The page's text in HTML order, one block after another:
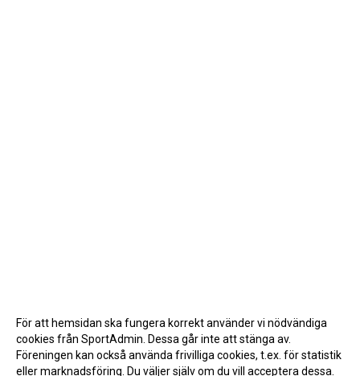
För att hemsidan ska fungera korrekt använder vi nödvändiga
cookies från SportAdmin. Dessa går inte att stänga av.
Föreningen kan också använda frivilliga cookies, t.ex. för statistik
eller marknadsföring. Du väljer själv om du vill acceptera dessa.